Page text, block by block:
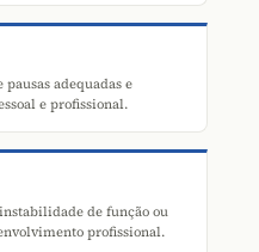
adequadas e
e profissional.
de função ou
profissional.